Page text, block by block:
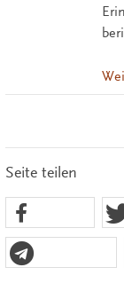
Seite teilen